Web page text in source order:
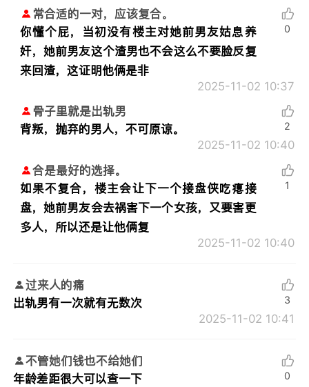
常合适的一对，应该复合。
你懂个屁，当初没有楼主对她前男友姑息养
奸，她前男友这个渣男也不会这么不要脸反复
来回渣，这证明他俩是非
2025-11-02 10:37
0
骨子里就是出轨男
背叛，抛弃的男人，不可原谅。
2025-11-02 10:40
2
合是最好的选择。
如果不复合，楼主会让下一个接盘侠吃瘪接
盘，她前男友会去祸害下一个女孩，又要害更
多人，所以还是让他俩复
2025-11-02 10:40
1
过来人的痛
出轨男有一次就有无数次
2025-11-02 10:41
3
不管她们钱也不给她们
年龄差距很大可以查一下
0